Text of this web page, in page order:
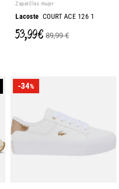
Zapatillas mujer
Lacoste COURT ACE 126 1
53,99 € 89,99 €
-34%